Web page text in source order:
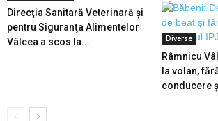
Direcţia Sanitară Veterinară şi
pentru Siguranţa Alimentelor
Vâlcea a scos la...
Diverse
Râmnicu
la volan,
conducere